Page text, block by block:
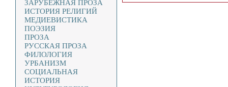
ЗАРУБЕЖНАЯ ПРОЗА
ИСТОРИЯ РЕЛИГИЙ
МЕДИЕВИСТИКА
ПОЭЗИЯ
ПРОЗА
РУССКАЯ ПРОЗА
ФИЛОЛОГИЯ
УРБАНИЗМ
СОЦИАЛЬНАЯ
ИСТОРИЯ